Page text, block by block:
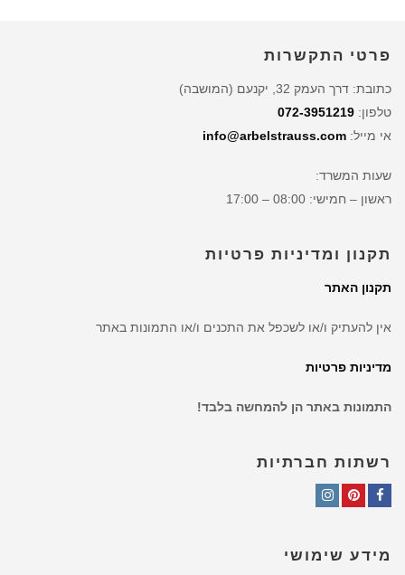
פרטי התקשרות
כתובת: דרך העמק 32, יקנעם (המושבה)
טלפון: 072-3951219
אי מייל: info@arbelstrauss.com
שעות המשרד:
ראשון – חמישי: 08:00 – 17:00
תקנון ומדיניות פרטיות
תקנון האתר
אין להעתיק ו/או לשכפל את התכנים ו/או התמונות באתר
מדיניות פרטיות
התמונות באתר הן להמחשה בלבד!
רשתות חברתיות
מידע שימושי